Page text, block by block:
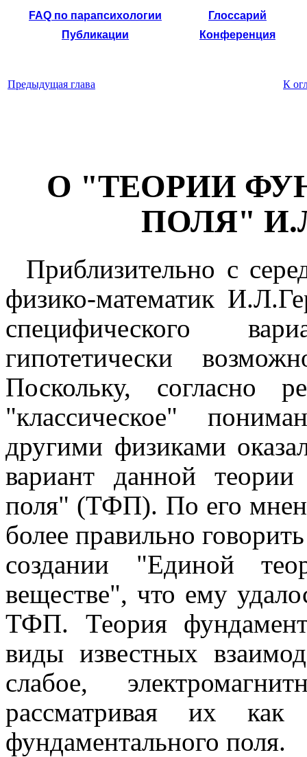
FAQ по парапсихологии
Глоссарий
Публикации
Конференция
Предыдущая глава К
О "ТЕОРИИ
ПОЛЯ"
Приблизительно с
физико-математик
специфического
гипотетически
Поскольку, согласно
"классическое"
другими физиками
вариант данной
поля" (ТФП). По его
более правильно
создании "Единой
веществе", что ему
ТФП. Теория
виды известных
слабое,
рассматривая их как
фундаментального поля.